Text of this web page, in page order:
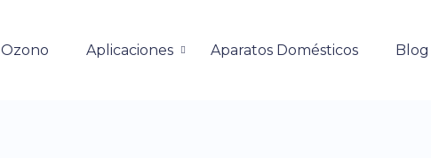
Ozono Aplicaciones Aparatos Domésticos Blog